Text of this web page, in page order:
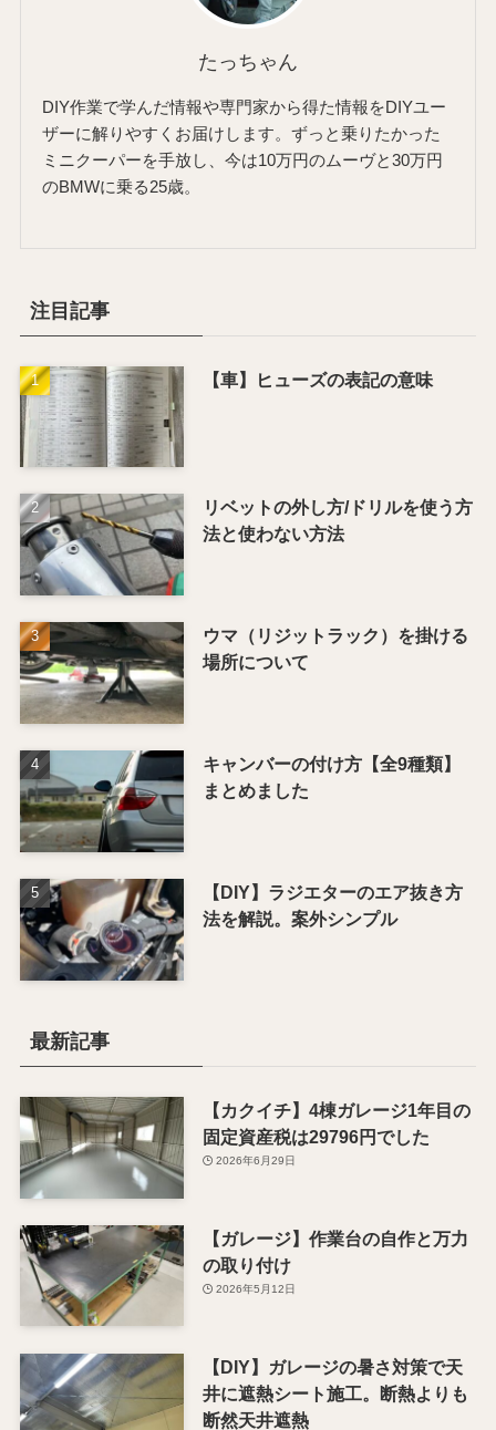
たっちゃん
DIY作業で学んだ情報や専門家から得た情報をDIYユー
ザーに解りやすくお届けします。ずっと乗りたかった
ミニクーパーを手放し、今は10万円のムーヴと30万円
のBMWに乗る25歳。
注目記事
【車】ヒューズの表記の意味
リベットの外し方/ドリルを使う方
法と使わない方法
ウマ（リジットラック）を掛ける
場所について
キャンバーの付け方【全9種類】
まとめました
【DIY】ラジエターのエア抜き方
法を解説。案外シンプル
最新記事
【カクイチ】4棟ガレージ1年目の
固定資産税は29796円でした
2026年6月29日
【ガレージ】作業台の自作と万力
の取り付け
2026年5月12日
【DIY】ガレージの暑さ対策で天
井に遮熱シート施工。断熱よりも
断然天井遮熱